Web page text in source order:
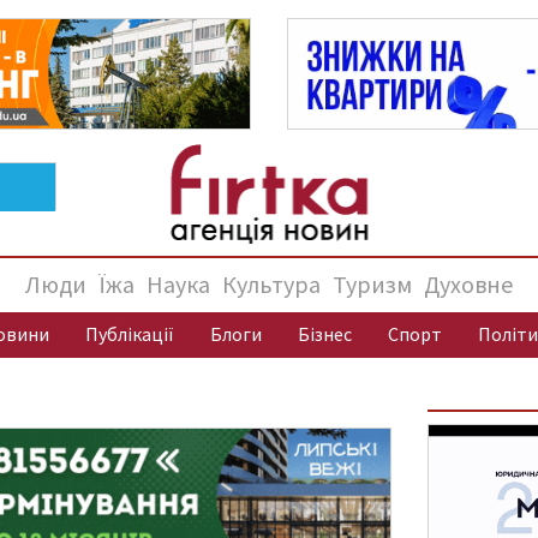
Люди Їжа Наука Культура Туризм Духовне
Публікації Блоги Бізнес Спорт